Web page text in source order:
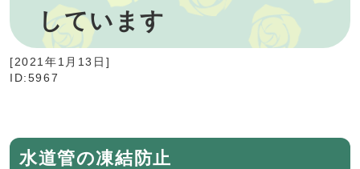
しています
[2021年1月13日 ]
ID:5967
水道管の凍結防止